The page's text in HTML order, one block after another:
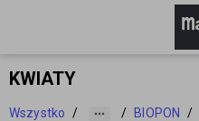
KWIATY
Wszystko / / BIOPON /